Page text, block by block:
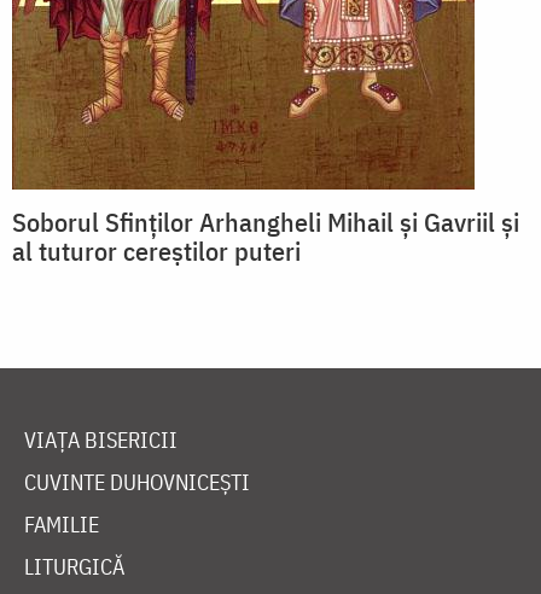
Soborul Sfinților Arhangheli Mihail și Gavriil și
al tuturor cereștilor puteri
VIAȚA BISERICII
CUVINTE DUHOVNICEȘTI
FAMILIE
LITURGICĂ